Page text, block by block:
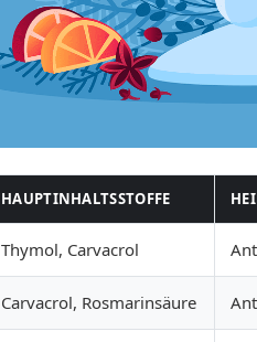
HAUPTINHALTSSTOFFE
Thymol, Carvacrol
Carvacrol, Rosmarinsäure